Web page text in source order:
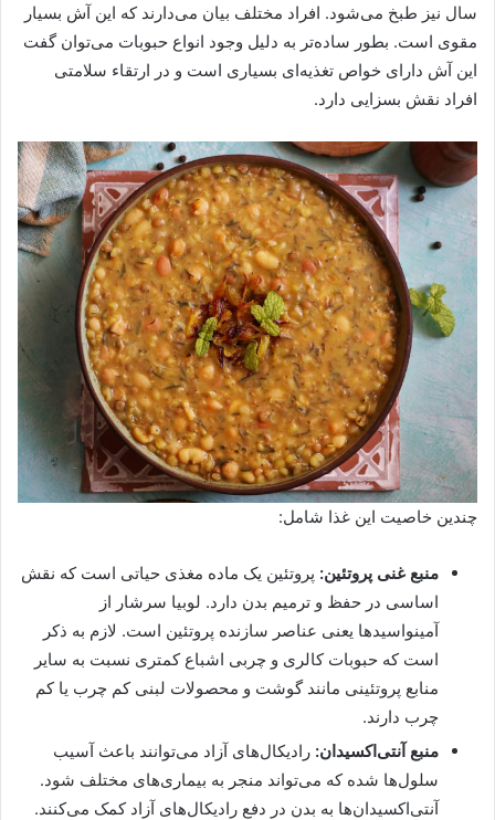
سال نیز طبخ می‌شود. افراد مختلف بیان می‌دارند كه این آش بسیار
مقوی است. بطور ساده‌تر به دلیل وجود انواع حبوبات می‌توان گفت
این آش دارای خواص تغذیه‌ای بسیاری است و در ارتقاء سلامتی
افراد نقش بسزایی دارد.
چندین خاصیت این غذا شامل:
منبع غنی پروتئین: پروتئین یک ماده مغذی حیاتی است که نقش
اساسی در حفظ و ترمیم بدن دارد. لوبیا سرشار از
آمینواسیدها یعنی عناصر سازنده پروتئین است. لازم به ذکر
است که حبوبات کالری و چربی اشباع کمتری نسبت به سایر
منابع پروتئینی مانند گوشت و محصولات لبنی کم چرب یا کم
چرب دارند.
منبع آنتی‌اکسیدان: رادیکال‌های آزاد می‌توانند باعث آسیب
سلول‌ها شده که می‌تواند منجر به بیماری‌های مختلف شود.
آنتی‌اکسیدان‌ها به بدن در دفع رادیکال‌های آزاد کمک می‌کنند.